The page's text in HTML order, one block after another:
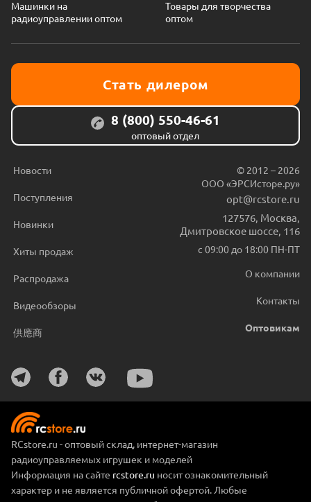
Машинки на
радиоуправлении оптом
Товары для творчества
оптом
Стать дилером
8 (800) 550-46-61
оптовый отдел
Новости
Поступления
Новинки
Хиты продаж
Распродажа
Видеообзоры
供應商
© 2012 – 2026
ООО «ЭРСИсторе.ру»
opt@rcstore.ru
127576, Москва,
Дмитровское шоссе, 116
с 09:00 до 18:00 ПН-ПТ
О компании
Контакты
Оптовикам
RCstore.ru - оптовый склад, интернет-магазин
радиоуправляемых игрушек и моделей
Информация на сайте rcstore.ru носит ознакомительный
характер и не является публичной офертой. Любые